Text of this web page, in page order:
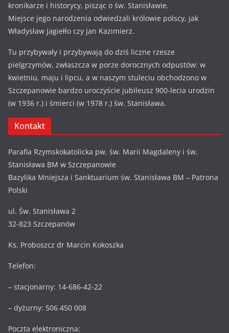
kronikarze i historycy, pisząc o św. Stanisławie.
Miejsce jego narodzenia odwiedzali królowie polscy, jak
Władysław Jagiełło czy Jan Kazimierz.
Tu przybywały i przybywają do dziś liczne rzesze
pielgrzymów, zwłaszcza w porze dorocznych odpustów: w
kwietniu, maju i lipcu, a w naszym stuleciu obchodzono w
Szczepanowie bardzo uroczyście jubileusz 900-lecia urodzin
(w 1936 r.) i śmierci (w 1978 r.) św. Stanisława.
Kontakt
Parafia Rzymskokatolicka pw. św. Marii Magdaleny i św.
Stanisława BM w Szczepanowie
Bazylika Mniejsza i Sanktuarium św. Stanisława BM – Patrona
Polski
ul. Św. Stanisława 2
32-823 Szczepanów
Ks. Proboszcz dr Marcin Kokoszka
Telefon:
– stacjonarny: 14-686-42-22
– dyżurny: 506 450 008
Poczta elektroniczna: